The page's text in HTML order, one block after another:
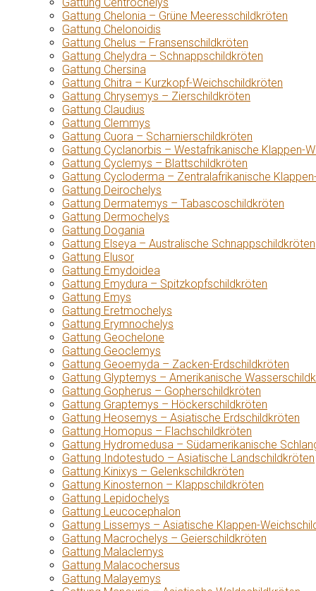
Gattung Chelonia – Grüne Meeresschildkröten
Gattung Chelonoidis
Gattung Chelus – Fransenschildkröten
Gattung Chelydra – Schnappschildkröten
Gattung Chersina
Gattung Chitra – Kurzkopf-Weichschildkröten
Gattung Chrysemys – Zierschildkröten
Gattung Claudius
Gattung Clemmys
Gattung Cuora – Scharnierschildkröten
Gattung Cyclanorbis – Westafrikanische Klappen-
Gattung Cyclemys – Blattschildkröten
Gattung Cycloderma – Zentralafrikanische
Gattung Deirochelys
Gattung Dermatemys – Tabascoschildkröten
Gattung Dermochelys
Gattung Dogania
Gattung Elseya – Australische Schnappschildkröten
Gattung Elusor
Gattung Emydoidea
Gattung Emydura – Spitzkopfschildkröten
Gattung Emys
Gattung Eretmochelys
Gattung Erymnochelys
Gattung Geochelone
Gattung Geoclemys
Gattung Geoemyda – Zacken-Erdschildkröten
Gattung Glyptemys – Amerikanische
Gattung Gopherus – Gopherschildkröten
Gattung Graptemys – Höckerschildkröten
Gattung Heosemys – Asiatische Erdschildkröten
Gattung Homopus – Flachschildkröten
Gattung Hydromedusa – Südamerikanische
Gattung Indotestudo – Asiatische Landschildkröten
Gattung Kinixys – Gelenkschildkröten
Gattung Kinosternon – Klappschildkröten
Gattung Lepidochelys
Gattung Leucocephalon
Gattung Lissemys – Asiatische Klappen-
Gattung Macrochelys – Geierschildkröten
Gattung Malaclemys
Gattung Malacochersus
Gattung Malayemys